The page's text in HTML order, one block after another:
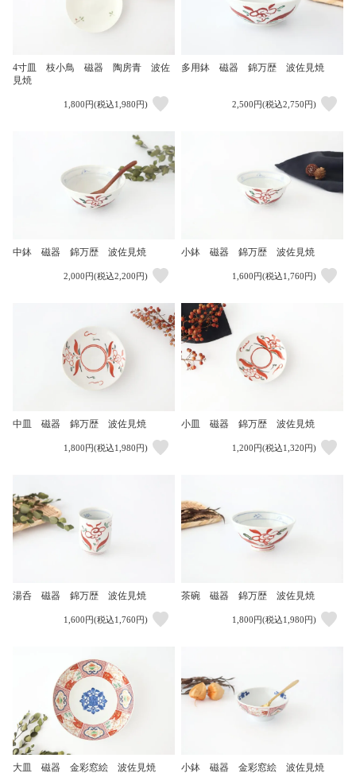
4寸皿 枝小鳥 磁器 陶房青 波佐
見焼
1,800円(税込1,980円)
多用鉢 磁器 錦万歴 波佐見焼
2,500円(税込2,750円)
中鉢 磁器 錦万歴 波佐見焼
2,000円(税込2,200円)
小鉢 磁器 錦万歴 波佐見焼
1,600円(税込1,760円)
中皿 磁器 錦万歴 波佐見焼
1,800円(税込1,980円)
小皿 磁器 錦万歴 波佐見焼
1,200円(税込1,320円)
湯呑 磁器 錦万歴 波佐見焼
1,600円(税込1,760円)
茶碗 磁器 錦万歴 波佐見焼
1,800円(税込1,980円)
大皿 磁器 金彩窓絵 波佐見焼 小鉢 磁器 金彩窓絵 波佐見焼